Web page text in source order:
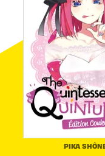
PIKA